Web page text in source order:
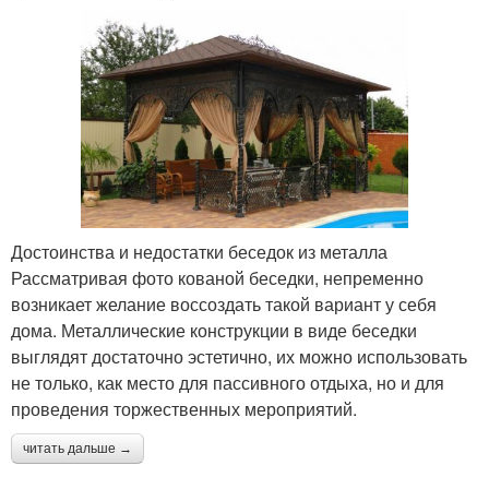
Достоинства и недостатки беседок из металла
Рассматривая фото кованой беседки, непременно
возникает желание воссоздать такой вариант у себя
дома. Металлические конструкции в виде беседки
выглядят достаточно эстетично, их можно использовать
не только, как место для пассивного отдыха, но и для
проведения торжественных мероприятий.
читать дальше →